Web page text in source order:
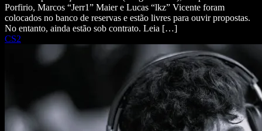
Porfirio, Marcos “Jerr1” Maier e Lucas “lkz” Vicente foram
colocados no banco de reservas e estão livres para ouvir propostas.
No entanto, ainda estão sob contrato. Leia […]
CS2